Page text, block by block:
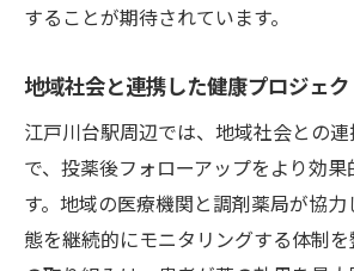
することが期待されています。
地域社会と連携した健康プロジェク
江戸川台駅周辺では、地域社会との
で、投薬後フォローアップをより効
す。地域の医療機関と調剤薬局が協
態を継続的にモニタリングする体制を